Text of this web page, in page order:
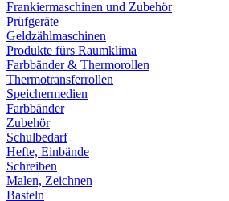
Frankiermaschinen und Zubehör
Prüfgeräte
Geldzählmaschinen
Produkte fürs Raumklima
Farbbänder & Thermorollen
Thermotransferrollen
Speichermedien
Farbbänder
Zubehör
Schulbedarf
Hefte, Einbände
Schreiben
Malen, Zeichnen
Basteln